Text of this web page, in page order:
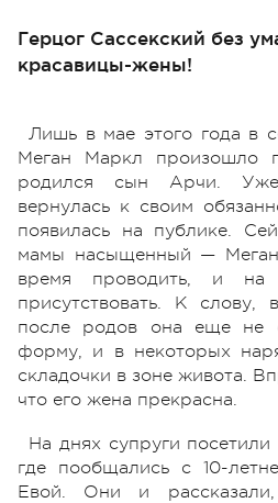
Герцог Сассекский без
красавицы-жены!
Лишь в мае этого года в
Меган Маркл произошло
родился сын Арчи. Уже
вернулась к своим
появилась на публике.
мамы насыщенный —
время проводить, и на
присутствовать. К слову,
после родов она еще не
форму, и в некоторых
складочки в зоне живота.
что его жена прекрасна.
На днях супруги
где пообщались с 10-
Евой. Они и